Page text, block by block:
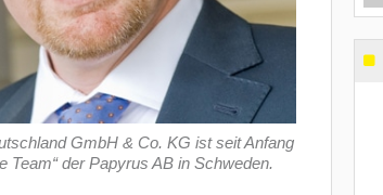
GmbH & Co. KG ist seit Anfang
Team“ der Papyrus AB in Schweden.